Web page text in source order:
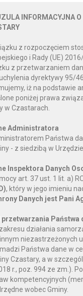
dostępność swojej
stron internetowych i
zastosowanie do
08-08. Data ostatniej
z dnia 4 kwietnia
03-23. Deklarację
strony internetowej
się także dzwoniąc
informacji
zapewnienia
także zażądać
zawierać dane osoby
oraz sposób kontaktu.
sposobu
publiczny
z żądaniem.
INFORMACYJNA
z rozpoczęciem
i Rady (UE)
z przetwarzaniem
dyrektywy 95/
iż na podstawie
poniżej prawa
w Czastarach.
Administratora
Państwa
- z siedzibą w
Inspektora Danych
art. 37 ust. 1 lit. a)
, który w jego imieniu
Danych jest Pani
przetwarzania Państwa
działania
niezastrzeżonych
Państwa dane w
Czastary, a w
r., poz. 994 ze zm.).
kompetencyjnych
wobec Gminy.